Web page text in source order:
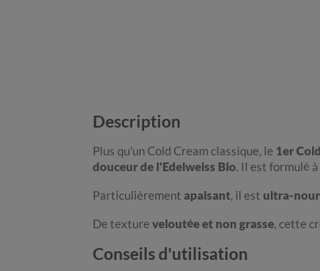
Description
Plus qu'un Cold Cream classique, le 1er
douceur de l'Edelweiss Bio. Il est formulé à
Particulièrement apaisant, il est ultra-
De texture veloutée et non grasse, cette
Conseils d'utilisation